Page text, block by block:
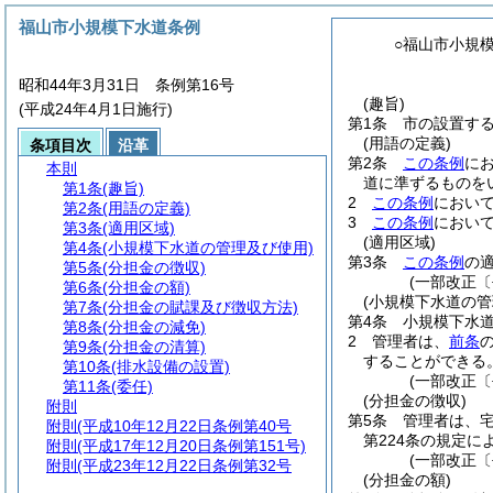
○福山市小規
(趣旨)
第1条
市の設置す
(用語の定義)
第2条
この条例 に
道に準ずるものを
2
この条例 におい
3
この条例 におい
(適用区域)
第3条
この条例の
(一部改正
(小規模下水道の
第4条
小規模下水
2
管理者は、 前条
することができる
(一部改正
(分担金の徴収)
第5条
管理者は、
第224条の規定に
(一部改正
(分担金の額)
福山市小規模下水道条例
昭和44年3月31日 条例第16号
(平成24年4月1日施行)
条項目次
沿革
本則
第1条(趣旨)
第2条(用語の定義)
第3条(適用区域)
第4条(小規模下水道の管理及び使用)
第5条(分担金の徴収)
第6条(分担金の額)
第7条(分担金の賦課及び徴収方法)
第8条(分担金の減免)
第9条(分担金の清算)
第10条(排水設備の設置)
第11条(委任)
附則
附則 (平成10年12月22日条例第40号
附則 (平成17年12月20日条例第151号)
附則 (平成23年12月22日条例第32号